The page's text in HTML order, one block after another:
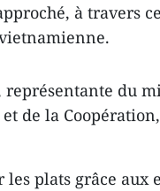
à travers
représentante du
de la
plats grâce aux